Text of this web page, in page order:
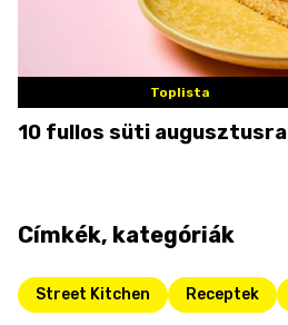
Toplista
10 fullos süti augusztusra
Címkék, kategóriák
Street Kitchen Receptek